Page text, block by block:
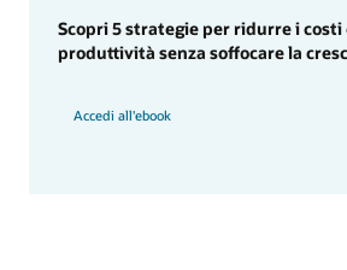
Scopri 5 strategie per ridurre i costi
produttività senza soffocare la
Accedi all'ebook